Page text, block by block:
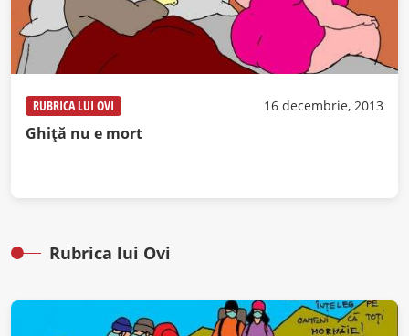
RUBRICA LUI OVI 16 decembrie, 2013
Ghiţă nu e mort
Rubrica lui Ovi